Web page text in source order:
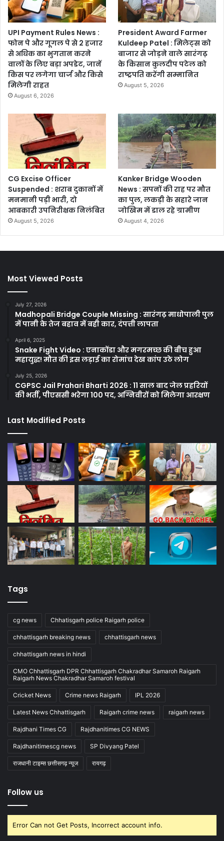
UPI Payment Rules News :
फोन पे और गूगल पे से 2 हजार
से अधिक का भुगतान करने
वालों के लिए बड़ा अपडेट, जानें
किस पर लगेगा चार्ज और किसे
मिलेगी राहत
August 6, 2026
President Award Farmer
Kuldeep Patel : मिलेट्स को
बाजार से जोड़ने वाले सारंगढ़
के किसान कुलदीप पटेल को
राष्ट्रपति करेंगी सम्मानित
August 5, 2026
CG Excise Officer
Suspended : शराब दुकानों में
मनमानी पड़ी भारी, दो
आबकारी उपनिरीक्षक निलंबित
August 5, 2026
Kanker Bridge Wooden
News : सपनों की राह पर मौत
का पुल, लकड़ी के सहारे जान
जोखिम में डाल रहे ग्रामीण
August 4, 2026
Most Viewed Posts
July 27, 2026
Madhopali Bridge Couple Missing : सारंगढ़ माधोपाली पुल
में पानी के तेज बहाव में बही कार, दंपत्ती लापता
April 6, 2025
Snake Fight Video : एनाकोंडा और मगरमच्छ की बीच हुआ
महायुद्ध! मौत की इस लड़ाई का रोमांच देख कांप उठे लोग
July 25, 2026
CGPSC Jail Prahari Bharti 2026 : 11 साल बाद जेल प्रहरियों
की भर्ती, पीएससी भरेगा 100 पद, अग्निवीरों को मिलेगा आरक्षण
Last Modified Posts
Tags
cg news Chhatisgarh police Raigarh police
chhattisgarh breaking news chhattisgarh news
chhattisgarh news in hindi
CMO Chhattisgarh DPR Chhattisgarh Chakradhar Samaroh Raigarh
Raigarh News Chakradhar Samaroh festival
Cricket News Crime news Raigarh IPL 2026
Latest News Chhattisgarh Raigarh crime news raigarh news
Rajdhani Times CG Rajdhanitimes CG NEWS
Rajdhanitimescg news SP Divyang Patel
राजधानी टाइम्स छत्तीसगढ़ न्यूज रायगढ़
Follow us
Error Can not Get Posts, Incorrect account info.